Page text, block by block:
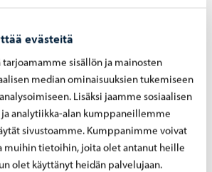
evästeitä
tarjoamamme sisällön ja mainosten
median ominaisuuksien tukemiseen
Lisäksi jaamme sosiaalisen
analytiikka-alan kumppaneillemme
sivustoamme. Kumppanimme voivat
muihin tietoihin, joita olet antanut heille
olet käyttänyt heidän palvelujaan.
-05.08.2026
las­ku­tus alkaa syys­kuus­sa
on uu­dis­tet­tu vuo­del­le